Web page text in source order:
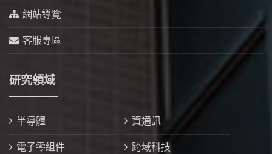
網站導覽
客服專區
研究領域
半導體 資通訊
電子零組件 跨域科技